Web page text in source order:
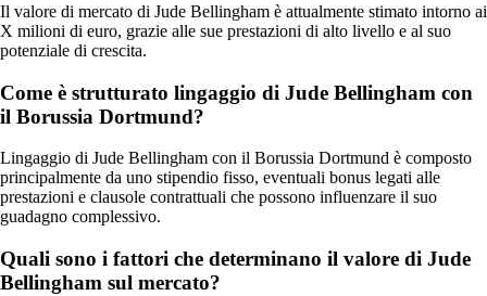
Il valore di mercato di Jude Bellingham è attualmente stimato intorno ai
X milioni di euro, grazie alle sue prestazioni di alto livello e al suo
potenziale di crescita.
Come è strutturato lingaggio di Jude Bellingham con
il Borussia Dortmund?
Lingaggio di Jude Bellingham con il Borussia Dortmund è composto
principalmente da uno stipendio fisso, eventuali bonus legati alle
prestazioni e clausole contrattuali che possono influenzare il suo
guadagno complessivo.
Quali sono i fattori che determinano il valore di Jude
Bellingham sul mercato?